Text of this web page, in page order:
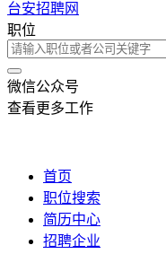
台安招聘网
职位
微信公众号
查看更多工作
首页
职位搜索
简历中心
招聘企业